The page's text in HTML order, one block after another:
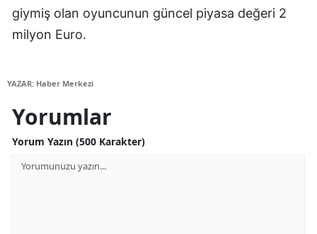
Kahramanmaraş
giymiş olan oyuncunun güncel piyasa değeri 2
milyon Euro.
YAZAR: Haber Merkezi
Yorumlar
Yorum Yazın (500 Karakter)